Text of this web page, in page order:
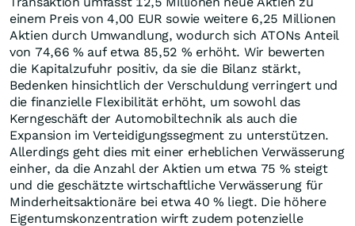
einem Preis von 4,00 EUR sowie weitere 6,25 Millionen
Aktien durch Umwandlung, wodurch sich ATONs Anteil
von 74,66 % auf etwa 85,52 % erhöht. Wir bewerten
die Kapitalzufuhr positiv, da sie die Bilanz stärkt,
Bedenken hinsichtlich der Verschuldung verringert und
die finanzielle Flexibilität erhöht, um sowohl das
Kerngeschäft der Automobiltechnik als auch die
Expansion im Verteidigungssegment zu unterstützen.
Allerdings geht dies mit einer erheblichen Verwässerung
einher, da die Anzahl der Aktien um etwa 75 % steigt
und die geschätzte wirtschaftliche Verwässerung für
Minderheitsaktionäre bei etwa 40 % liegt. Die höhere
Eigentumskonzentration wirft zudem potenzielle